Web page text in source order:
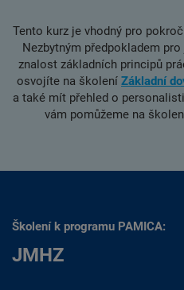
Tento kurz je vhodný pro
Nezbytným předpokladem
znalost základních principů
osvojíte na školení Základní
a také mít přehled o
vám pomůžeme na
Školení k programu PAMICA:
JMHZ